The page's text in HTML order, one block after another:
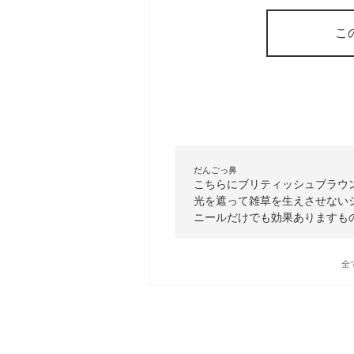
こ
だんごっ鼻
こちらにブリティッシュブラ
光を遮って雑草を生えさせな
ニールだけでも効果ありますも
全